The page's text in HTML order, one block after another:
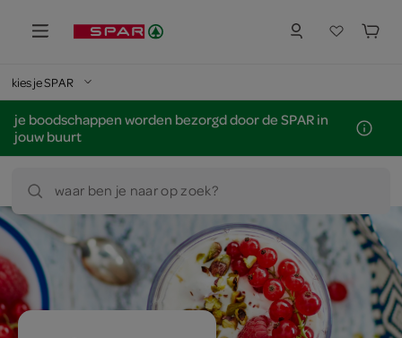
kies je SPAR
je boodschappen worden bezorgd door de SPAR in
jouw buurt
waar ben je naar op zoek?